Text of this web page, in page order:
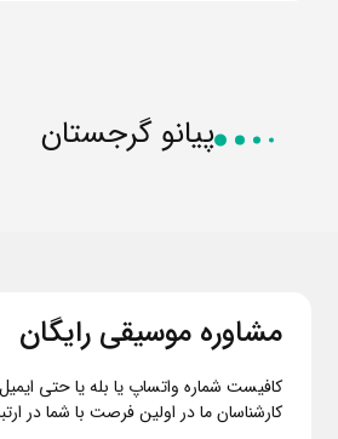
پیانو گرجستان
مشاوره موسیقی رایگان
کافیست شماره واتساپ یا بله یا حتی
کارشناسان ما در اولین فرصت با شما در